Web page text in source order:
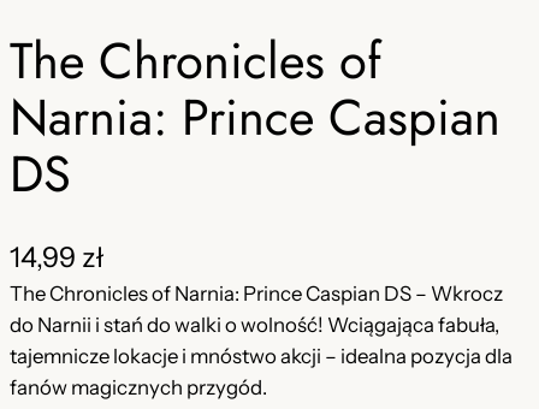
The Chronicles of
Narnia: Prince Caspian
DS
14,99 zł
The Chronicles of Narnia: Prince Caspian DS – Wkrocz
do Narnii i stań do walki o wolność! Wciągająca fabuła,
tajemnicze lokacje i mnóstwo akcji – idealna pozycja dla
fanów magicznych przygód.